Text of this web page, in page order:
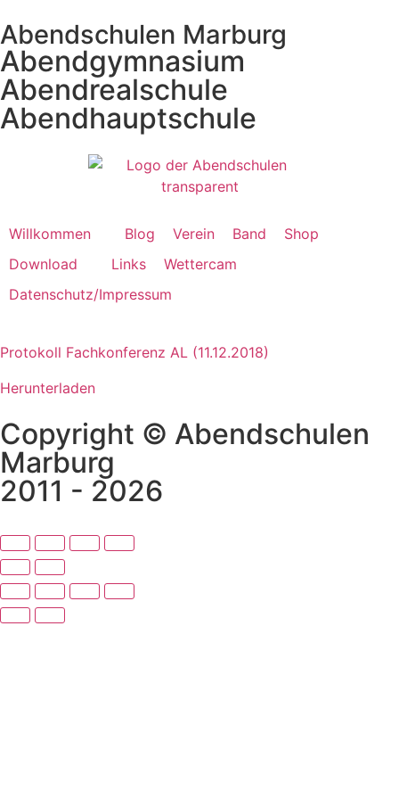
Abendschulen Marburg
Abendgymnasium
Abendrealschule
Abendhauptschule
Willkommen Blog Verein Band
Shop
Download
Links
Wettercam
Datenschutz/Impressum
Protokoll Fachkonferenz AL (11.12.2018)
Herunterladen
Copyright © Abendschulen
Marburg
2011 - 2026